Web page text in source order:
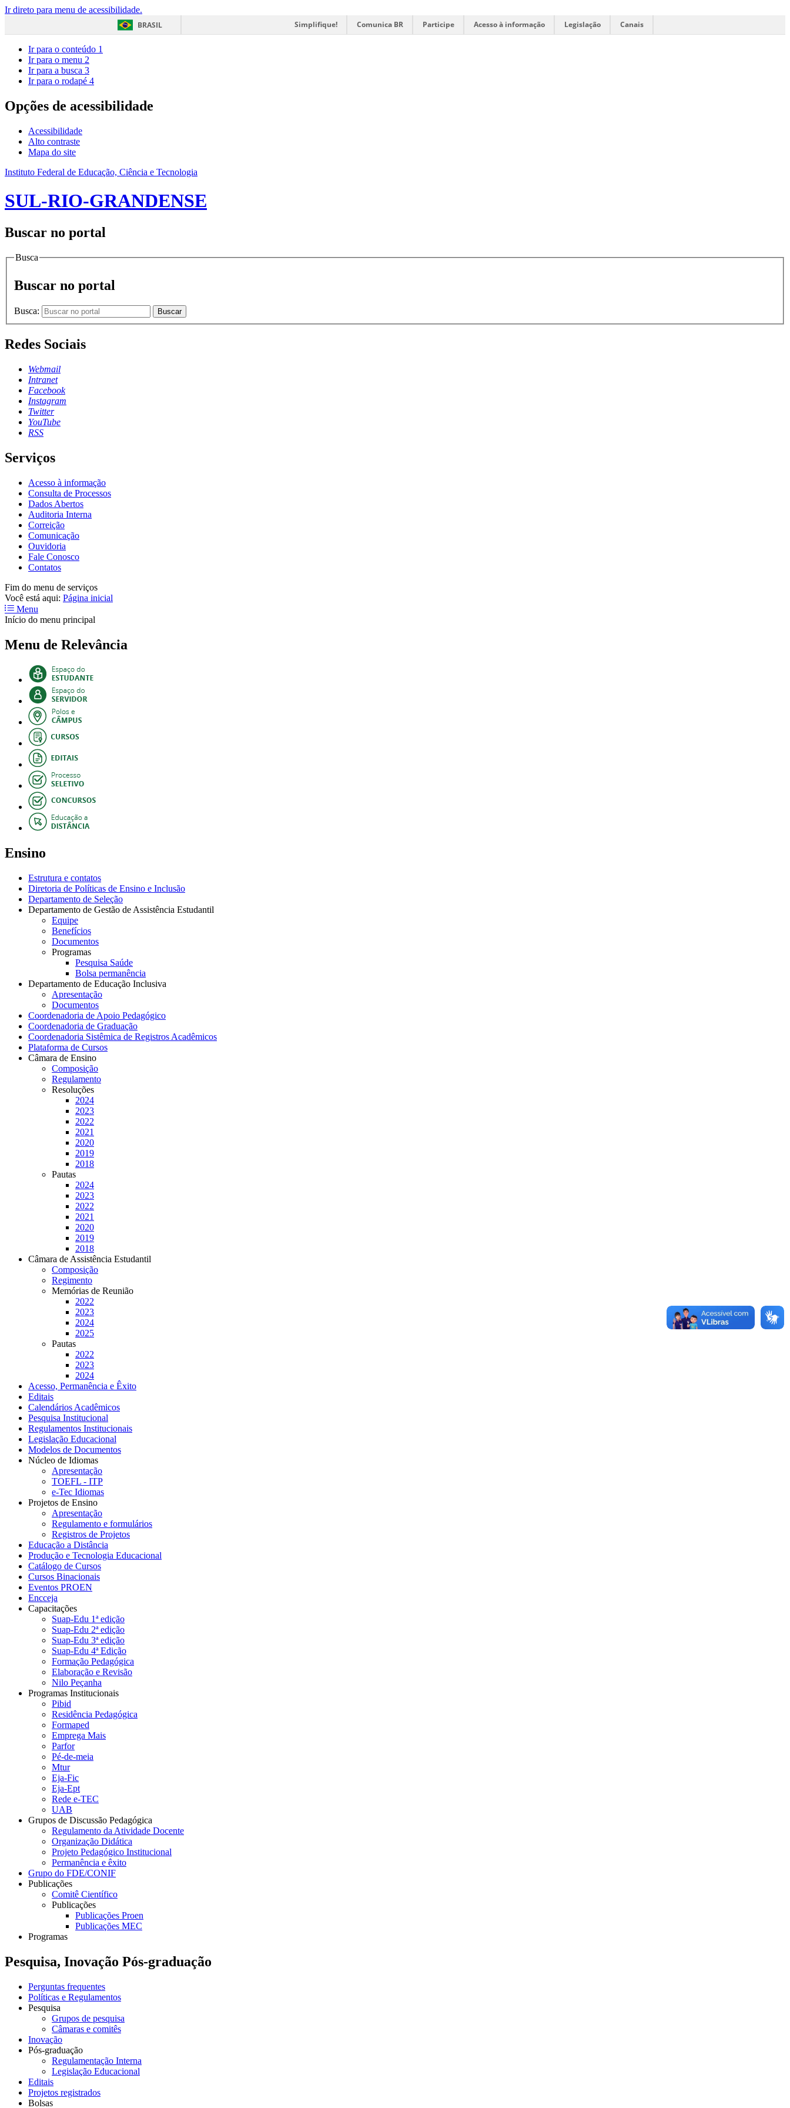
Ir direto para menu de acessibilidade.
BRASIL
Simplifique! Comunica BR Participe Acesso à informação Legislação Canais
Ir para o conteúdo 1
Ir para o menu 2
Ir para a busca 3
Ir para o rodapé 4
Opções de acessibilidade
Acessibilidade
Alto contraste
Mapa do site
Instituto Federal de Educação, Ciência e Tecnologia
SUL-RIO-GRANDENSE
Buscar no portal
Busca
Buscar no portal
Busca: Buscar
Redes Sociais
Webmail
Intranet
Facebook
Instagram
Twitter
YouTube
RSS
Serviços
Acesso à informação
Consulta de Processos
Dados Abertos
Auditoria Interna
Correição
Comunicação
Ouvidoria
Fale Conosco
Contatos
Fim do menu de serviços
Você está aqui: Página inicial
Menu
Início do menu principal
Menu de Relevância
Ensino
Estrutura e contatos
Diretoria de Políticas de Ensino e Inclusão
Departamento de Seleção
Departamento de Gestão de Assistência Estudantil
Equipe
Benefícios
Documentos
Programas
Pesquisa Saúde
Bolsa permanência
Departamento de Educação Inclusiva
Apresentação
Documentos
Coordenadoria de Apoio Pedagógico
Coordenadoria de Graduação
Coordenadoria Sistêmica de Registros Acadêmicos
Plataforma de Cursos
Câmara de Ensino
Composição
Regulamento
Resoluções
2024
2023
2022
2021
2020
2019
2018
Pautas
2024
2023
2022
2021
2020
2019
2018
Câmara de Assistência Estudantil
Composição
Regimento
Memórias de Reunião
2022
2023
2024
2025
Pautas
2022
2023
2024
Acesso, Permanência e Êxito
Editais
Calendários Acadêmicos
Pesquisa Institucional
Regulamentos Institucionais
Legislação Educacional
Modelos de Documentos
Núcleo de Idiomas
Apresentação
TOEFL - ITP
e-Tec Idiomas
Projetos de Ensino
Apresentação
Regulamento e formulários
Registros de Projetos
Educação a Distância
Produção e Tecnologia Educacional
Catálogo de Cursos
Cursos Binacionais
Eventos PROEN
Encceja
Capacitações
Suap-Edu 1ª edição
Suap-Edu 2ª edição
Suap-Edu 3ª edição
Suap-Edu 4ª Edição
Formação Pedagógica
Elaboração e Revisão
Nilo Peçanha
Programas Institucionais
Pibid
Residência Pedagógica
Formaped
Emprega Mais
Parfor
Pé-de-meia
Mtur
Eja-Fic
Eja-Ept
Rede e-TEC
UAB
Grupos de Discussão Pedagógica
Regulamento da Atividade Docente
Organização Didática
Projeto Pedagógico Institucional
Permanência e êxito
Grupo do FDE/CONIF
Publicações
Comitê Científico
Publicações
Publicações Proen
Publicações MEC
Programas
Pesquisa, Inovação Pós-graduação
Perguntas frequentes
Políticas e Regulamentos
Pesquisa
Grupos de pesquisa
Câmaras e comitês
Inovação
Pós-graduação
Regulamentação Interna
Legislação Educacional
Editais
Projetos registrados
Bolsas